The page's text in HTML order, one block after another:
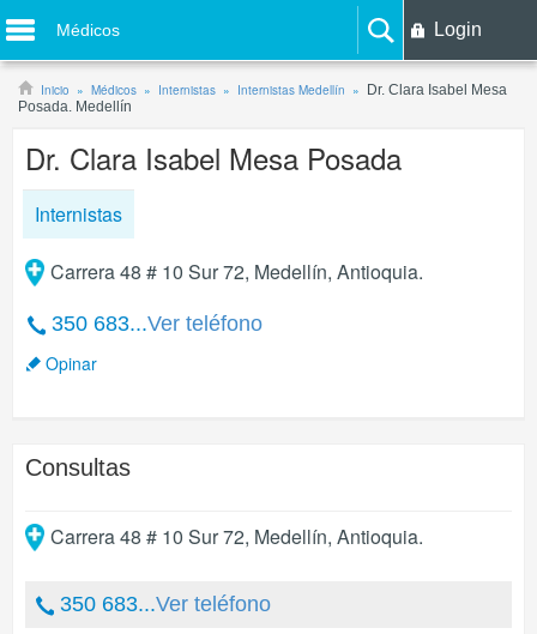
Médicos Login
Inicio Médicos Internistas Internistas Medellín
Dr. Clara Isabel Mesa
Posada. Medellín
Dr. Clara Isabel Mesa Posada
Internistas
Carrera 48 # 10 Sur 72, Medellín, Antioquia.
350 683...Ver teléfono
Opinar
Consultas
Carrera 48 # 10 Sur 72, Medellín, Antioquia.
350 683...Ver teléfono